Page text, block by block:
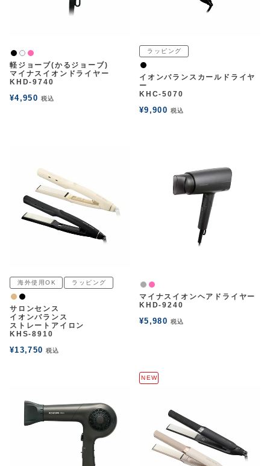
黒 白2ピンク
軽ジョーブ(かるジョーブ)
マイナスイオンドライヤー
KHD-9740
¥4,950 税込
ラッピング
黒
イオンバランスカールドライヤ
ー
KHC-5070
¥9,900 税込
海外使用OK ラッピング
ナチュラル
黒
サロンセンス
イオンバランス
ストレートアイロン
KHS-8910
¥13,750 税込
グレーピンク
マイナスイオンヘアドライヤー
KHD-9240
¥5,980 税込
NEW